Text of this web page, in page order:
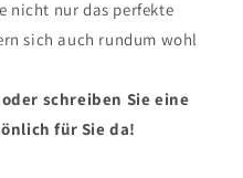
nicht nur das perfekte
sich auch rundum wohl
schreiben Sie eine
für Sie da!